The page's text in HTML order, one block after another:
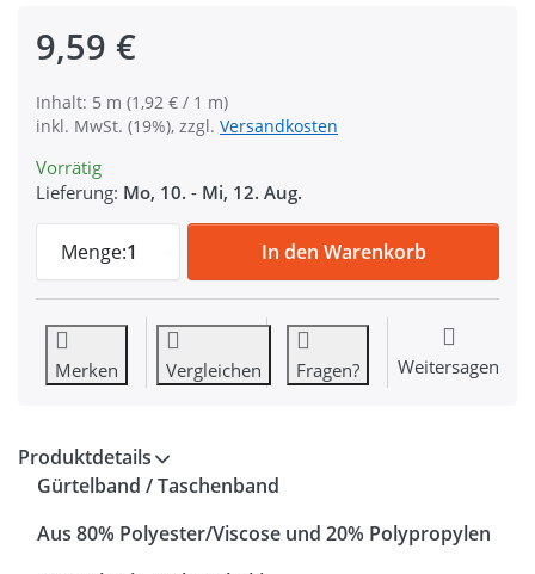
9,59 €
Inhalt: 5 m (1,92 € / 1 m)
inkl. MwSt. (19%), zzgl. Versandkosten
Vorrätig
Lieferung: Mo, 10. - Mi, 12. Aug.
Menge:1
5m Gürtelband / Taschenband - Farbe:
In den Warenkorb
Merken Vergleichen Fragen? Weitersagen
Produktdetails
Gürtelband / Taschenband
Aus 80% Polyester/Viscose und 20% Polypropylen